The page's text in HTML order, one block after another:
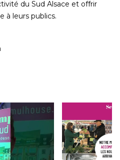
du Sud Alsace et offrir
à leurs publics.